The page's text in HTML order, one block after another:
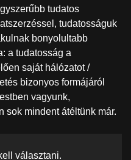
tudatos
tudatosságuk
bonyolultabb
a tudatosság a
saját hálózatot /
bizonyos formájáról
vagyunk,
sok mindent átéltünk már.
választani.